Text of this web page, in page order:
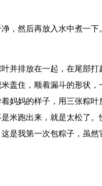
，然后再放入水中煮一下
并排放在一起，在尾部
盖住，顺着漏斗的形状，
妈妈的样子，用三张粽叶
米跑出来，就是太松了。
是我第一次包粽子，虽